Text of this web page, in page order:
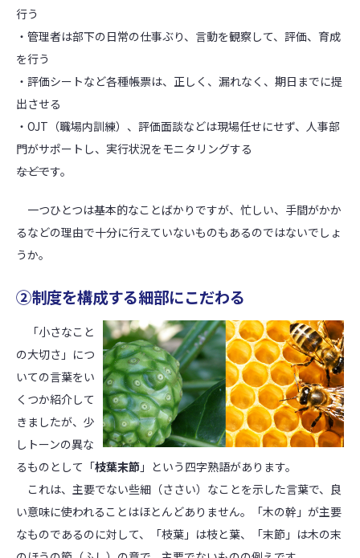
行う
・管理者は部下の日常の仕事ぶり、言動を観察して、評価、育成
を行う
・評価シートなど各種帳票は、正しく、漏れなく、期日までに提
出させる
・OJT（職場内訓練）、評価面談などは現場任せにせず、人事部
門がサポートし、実行状況をモニタリングする
―――などです。
一つひとつは基本的なことばかりですが、忙しい、手間がかか
るなどの理由で十分に行えていないものもあるのではないでしょ
うか。
②制度を構成する細部にこだわる
「小さなこと
の大切さ」につ
いての言葉をい
くつか紹介して
きましたが、少
しトーンの異な
るものとして「枝葉末節 」という四字熟語があります。
これは、主要でない些細（ささい）なことを示した言葉で、良
い意味に使われることはほとんどありません。「木の幹」が主要
なものであるのに対して、「枝葉」は枝と葉、「末節」は木の末